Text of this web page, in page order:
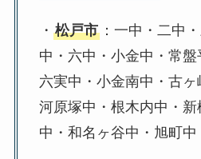
・ 松戸市：一中・二中
中・六中・小金中・常盤
六実中・小金南中・古ヶ
河原塚中・根木内中・
中・和名ヶ谷中・旭町中